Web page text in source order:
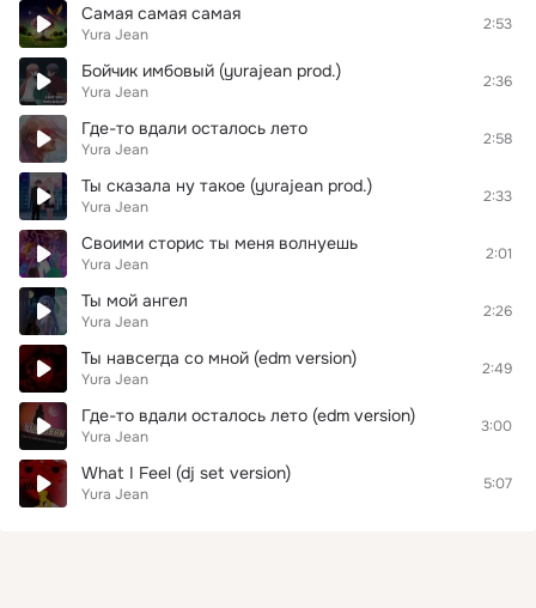
Самая самая самая
Yura Jean
2:53
Бойчик имбовый (yurajean prod.)
Yura Jean
2:36
Где-то вдали осталось лето
Yura Jean
2:58
Ты сказала ну такое (yurajean prod.)
Yura Jean
2:33
Своими сторис ты меня волнуешь
Yura Jean
2:01
Ты мой ангел
Yura Jean
2:26
Ты навсегда со мной (edm version)
Yura Jean
2:49
Где-то вдали осталось лето (edm version)
Yura Jean
3:00
What I Feel (dj set version)
Yura Jean
5:07